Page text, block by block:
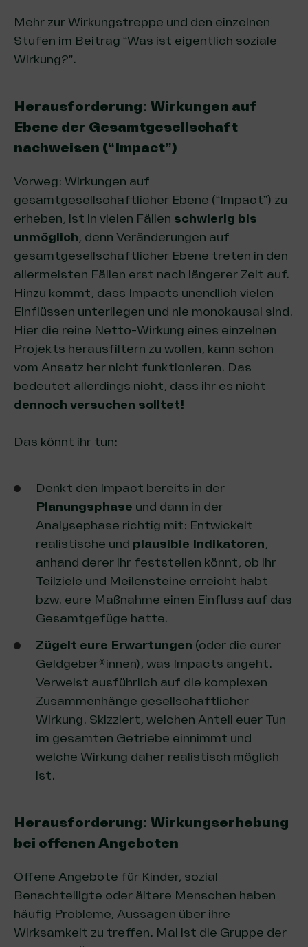
Mehr zur Wirkungstreppe und den einzelnen
Stufen im Beitrag “Was ist eigentlich soziale
Wirkung?”.
Herausforderung: Wirkungen auf
Ebene der Gesamtgesellschaft
nachweisen (“Impact”)
Vorweg: Wirkungen auf
gesamtgesellschaftlicher Ebene (“Impact”) zu
erheben, ist in vielen Fällen schwierig bis
unmöglich, denn Veränderungen auf
gesamtgesellschaftlicher Ebene treten in den
allermeisten Fällen erst nach längerer Zeit auf.
Hinzu kommt, dass Impacts unendlich vielen
Einflüssen unterliegen und nie monokausal sind.
Hier die reine Netto-Wirkung eines einzelnen
Projekts herausfiltern zu wollen, kann schon
vom Ansatz her nicht funktionieren. Das
bedeutet allerdings nicht, dass ihr es nicht
dennoch versuchen solltet!
Das könnt ihr tun:
Denkt den Impact bereits in der
Planungsphase und dann in der
Analysephase richtig mit: Entwickelt
realistische und plausible Indikatoren,
anhand derer ihr feststellen könnt, ob ihr
Teilziele und Meilensteine erreicht habt
bzw. eure Maßnahme einen Einfluss auf das
Gesamtgefüge hatte.
Zügelt eure Erwartungen (oder die eurer
Geldgeber*innen), was Impacts angeht.
Verweist ausführlich auf die komplexen
Zusammenhänge gesellschaftlicher
Wirkung. Skizziert, welchen Anteil euer Tun
im gesamten Getriebe einnimmt und
welche Wirkung daher realistisch möglich
ist.
Herausforderung: Wirkungserhebung
bei offenen Angeboten
Offene Angebote für Kinder, sozial
Benachteiligte oder ältere Menschen haben
häufig Probleme, Aussagen über ihre
Wirksamkeit zu treffen. Mal ist die Gruppe der